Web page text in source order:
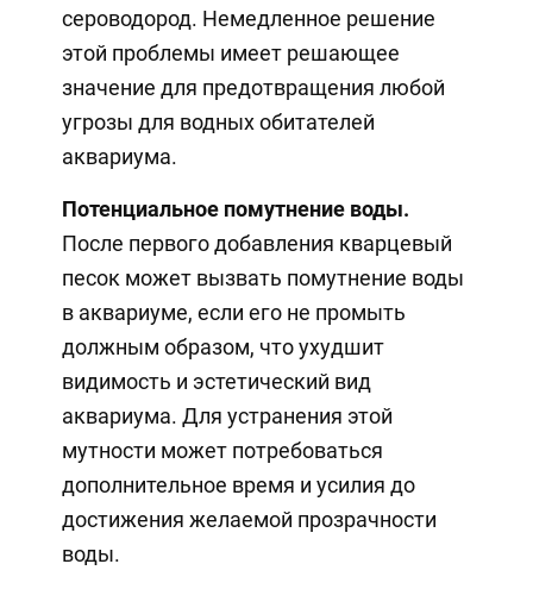
сероводород. Немедленное решение
этой проблемы имеет решающее
значение для предотвращения любой
угрозы для водных обитателей
аквариума.
Потенциальное помутнение воды.
После первого добавления кварцевый
песок может вызвать помутнение воды
в аквариуме, если его не промыть
должным образом, что ухудшит
видимость и эстетический вид
аквариума. Для устранения этой
мутности может потребоваться
дополнительное время и усилия до
достижения желаемой прозрачности
воды.